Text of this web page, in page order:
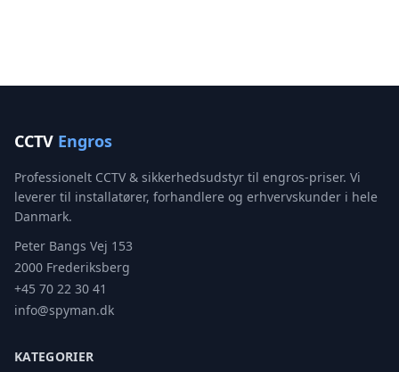
CCTV Engros
Professionelt CCTV & sikkerhedsudstyr til engros-priser. Vi
leverer til installatører, forhandlere og erhvervskunder i hele
Danmark.
Peter Bangs Vej 153
2000 Frederiksberg
+45 70 22 30 41
info@spyman.dk
KATEGORIER